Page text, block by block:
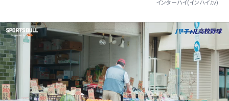
インターハイ(インハイ.tv)